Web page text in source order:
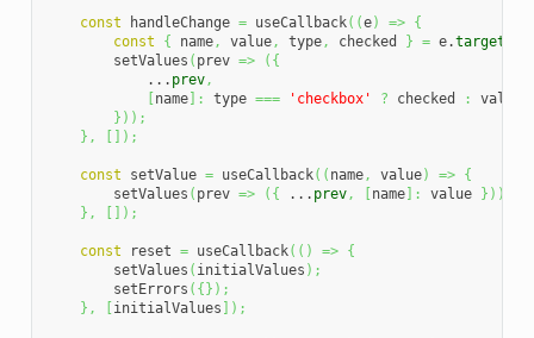
const handleChange = useCallback( (e) =>
{
const
{ name, value, type, checked } = e.target
        setValues
( prev => ( {
            ...
prev,
[name] : type === 'checkbox' ? checked :
value
} ) ) ;
} , [ ] ) ;
const setValue = useCallback( ( name, value) =>
{
        setValues
( prev => ( { ... prev, [name] : value } ) )
} , [ ] ) ;
const reset = useCallback( ( ) =>
{
        setValues
( initialValues ) ;
        setErrors
( {} ) ;
} , [initialValues ] ) ;